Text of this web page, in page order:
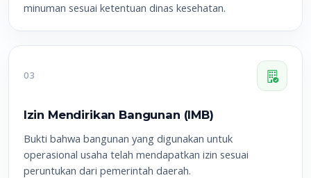
minuman sesuai ketentuan dinas kesehatan.
03
Izin Mendirikan Bangunan (IMB)
Bukti bahwa bangunan yang digunakan untuk
operasional usaha telah mendapatkan izin sesuai
peruntukan dari pemerintah daerah.